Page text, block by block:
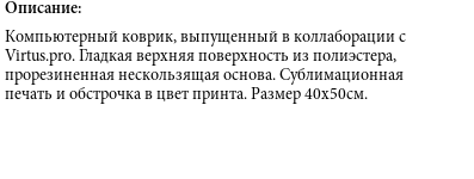
Описание:
Компьютерный коврик, выпущенный в коллаборации с
Virtus.pro. Гладкая верхняя поверхность из полиэстера,
прорезиненная нескользящая основа. Сублимационная
печать и обстрочка в цвет принта. Размер 40х50см.